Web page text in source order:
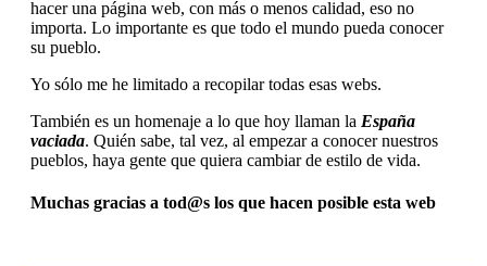
hacer una página web, con más o menos calidad, eso no
importa. Lo importante es que todo el mundo pueda conocer
su pueblo.
Yo sólo me he limitado a recopilar todas esas webs.
También es un homenaje a lo que hoy llaman la España
vaciada. Quién sabe, tal vez, al empezar a conocer nuestros
pueblos, haya gente que quiera cambiar de estilo de vida.
Muchas gracias a tod@s los que hacen posible esta web